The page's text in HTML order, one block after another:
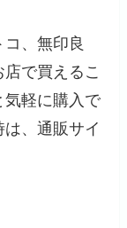
、無印良
で買えるこ
気軽に購入で
、通販サイ